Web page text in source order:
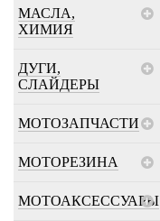
МАСЛА,
ХИМИЯ
ДУГИ,
СЛАЙДЕРЫ
МОТОЗАПЧАСТИ
МОТОРЕЗИНА
МОТОАКСЕССУАРЫ